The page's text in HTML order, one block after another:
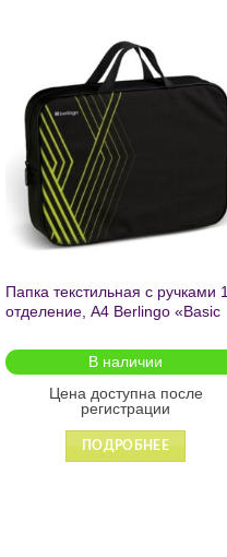
Добавить
Папка текстильная с ручками 1
отделение, А4 Berlingo «Basic
на молнии2601
В наличии
Цена доступна после
регистрации
ПОДРОБНЕЕ